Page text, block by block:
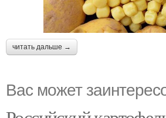
читать дальше →
Вас может